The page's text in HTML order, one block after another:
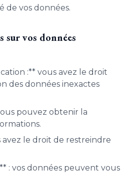
de vos données.
sur vos données
:** vous avez le droit
des données inexactes
pouvez obtenir la
avez le droit de restreindre
: vos données peuvent vous